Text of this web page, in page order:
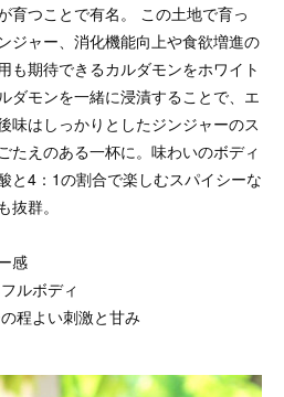
育つことで有名。 この土地で育っ
ジャー、消化機能向上や食欲増進の
も期待できるカルダモンをホワイト
ダモンを一緒に浸漬することで、エ
味はしっかりとしたジンジャーのス
たえのある一杯に。味わいのボディ
と4：1の割合で楽しむスパイシーな
群。
感
ルボディ
程よい刺激と甘み